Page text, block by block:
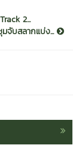
2...
มจับสลากแบ่ง...